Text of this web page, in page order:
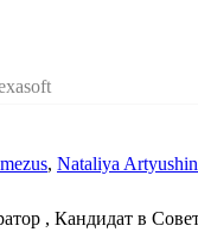
, Nataliya
, Кандидат в